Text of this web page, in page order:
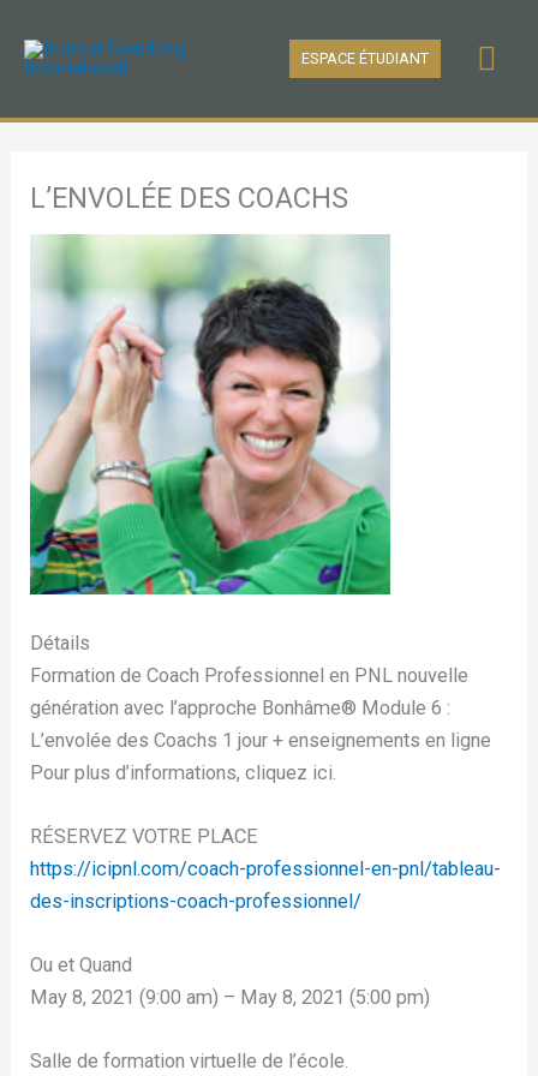
contenu
ESPACE ÉTUDIANT
L’ENVOLÉE DES COACHS
Détails
Formation de Coach Professionnel en PNL nouvelle
génération avec l’approche Bonhâme®️ Module 6 :
L’envolée des Coachs 1 jour + enseignements en ligne
Pour plus d’informations, cliquez ici.
RÉSERVEZ VOTRE PLACE
https://icipnl.com/coach-professionnel-en-pnl/tableau-
des-inscriptions-coach-professionnel/
Ou et Quand
May 8, 2021 (9:00 am) – May 8, 2021 (5:00 pm)
Salle de formation virtuelle de l’école.